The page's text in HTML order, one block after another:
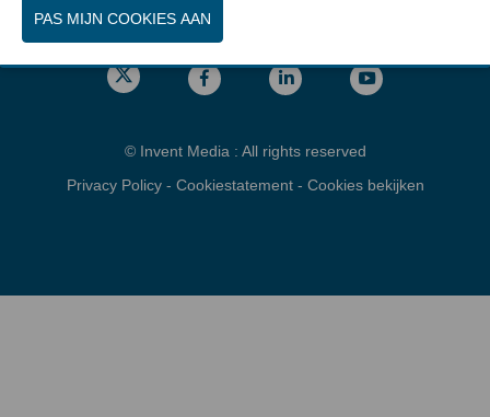
1853 Brussel
© Invent Media : All rights reserved
Privacy Policy- Cookiestatement- Cookies bekijken